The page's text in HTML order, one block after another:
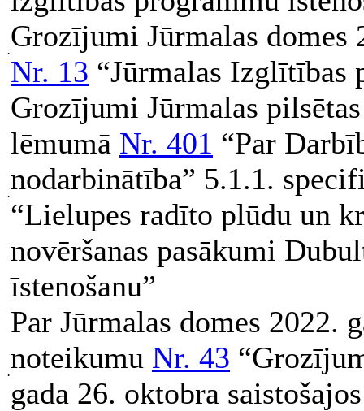
·
Grozījumi Jūrmalas domes
Nr. 13 “Jūrmalas Izglītības
·
Grozījumi Jūrmalas
lēmumā Nr. 401 “Par
nodarbinātība” 5.1.1.
“Lielupes radīto plūdu un
novēršanas pasākumi
īstenošanu”
·
Par Jūrmalas domes 2022.
noteikumu Nr. 43
gada 26. oktobra